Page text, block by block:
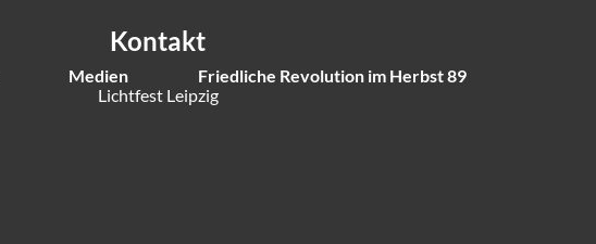
Medien Friedliche Revolution im Herbst 89
Kontakt
Lichtfest Leipzig